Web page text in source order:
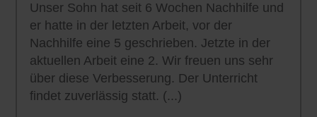
Unser Sohn hat seit 6 Wochen Nachhilfe und
er hatte in der letzten Arbeit, vor der
Nachhilfe eine 5 geschrieben. Jetzte in der
aktuellen Arbeit eine 2. Wir freuen uns sehr
über diese Verbesserung. Der Unterricht
findet zuverlässig statt. (...)